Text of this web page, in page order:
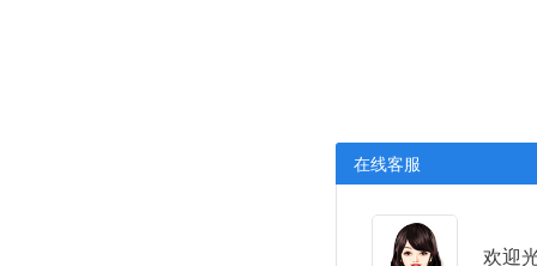
在线客服
欢迎